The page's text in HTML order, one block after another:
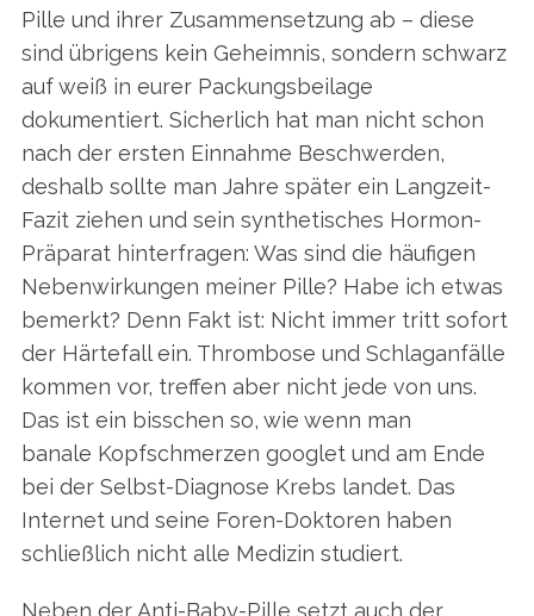
Pille und ihrer Zusammensetzung ab – diese
sind übrigens kein Geheimnis, sondern schwarz
auf weiß in eurer Packungsbeilage
dokumentiert. Sicherlich hat man nicht schon
nach der ersten Einnahme Beschwerden,
deshalb sollte man Jahre später ein Langzeit-
Fazit ziehen und sein synthetisches Hormon-
Präparat hinterfragen: Was sind die häufigen
Nebenwirkungen meiner Pille? Habe ich etwas
bemerkt? Denn Fakt ist: Nicht immer tritt sofort
der Härtefall ein. Thrombose und Schlaganfälle
kommen vor, treffen aber nicht jede von uns.
Das ist ein bisschen so, wie wenn man
banale Kopfschmerzen googlet und am Ende
bei der Selbst-Diagnose Krebs landet. Das
Internet und seine Foren-Doktoren haben
schließlich nicht alle Medizin studiert.
Neben der Anti-Baby-Pille setzt auch der